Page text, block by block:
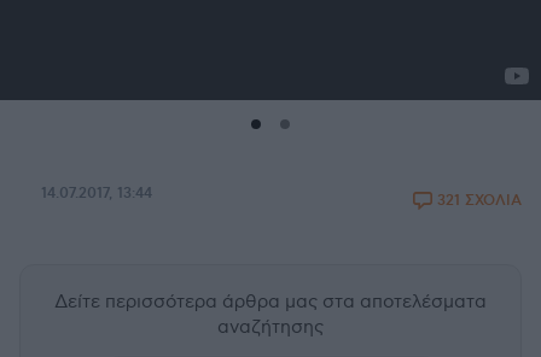
14.07.2017, 13:44 321 ΣΧΟΛΙΑ
Δείτε περισσότερα άρθρα μας στα αποτελέσματα
αναζήτησης